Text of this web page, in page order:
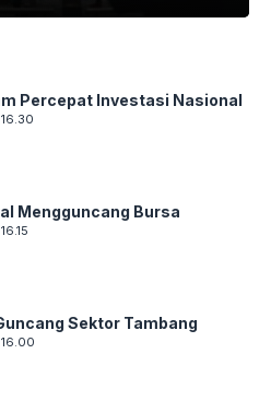
Percepat Investasi Nasional
Mengguncang Bursa
Sektor Tambang